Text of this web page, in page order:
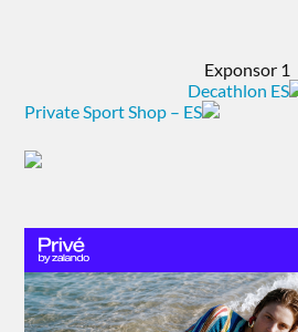
Exponsor 1
Decathlon ES
Private Sport Shop – ES